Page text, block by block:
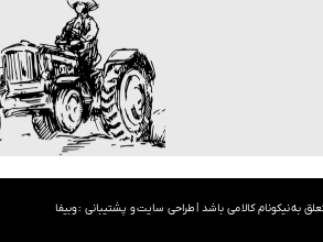
به نیکونام کالا می باشد |طراحی سایتو پشتیبانی :وبیفا